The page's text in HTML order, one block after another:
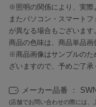
FILA
フィラ
※照明の関係により、実際
またパソコン・スマート
が異なる場合もございます
商品の色味は、商品単品画
※商品画像はサンプルのた
ざいますので、予めご了承
メーカー品番 ：
(店舗でお問い合わせの際には、